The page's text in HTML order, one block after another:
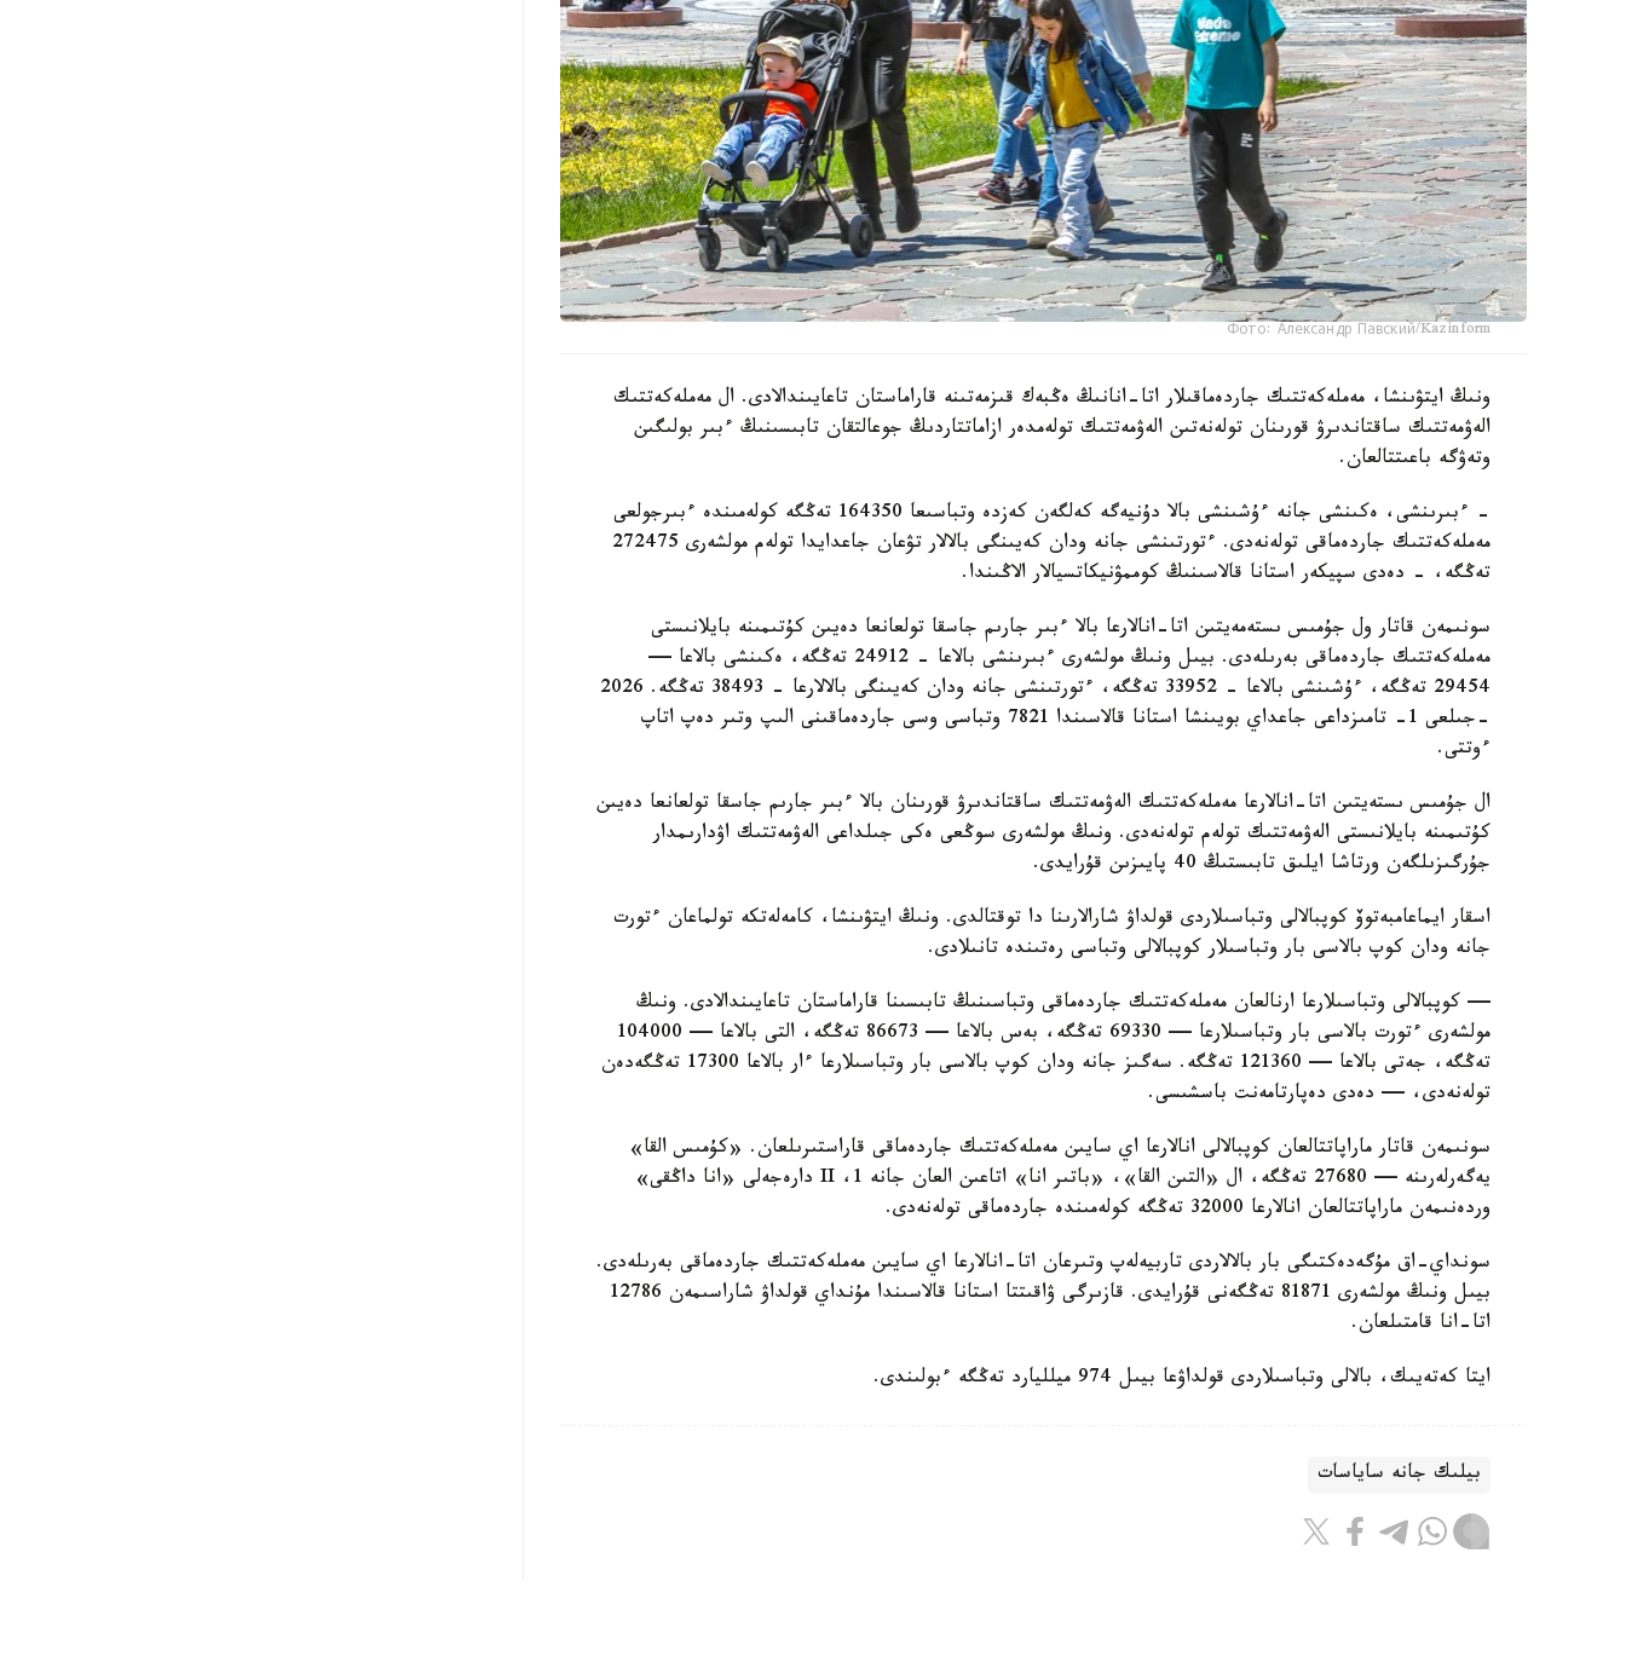
Фото: Александр Павский/Kazinform
ونىڭ ايتۋىنشا، مەملەكەتتىك جاردەماقىلار اتا-انانىڭ ەڭبەك قىزمەتىنە قاراماستان تاعايىندالادى. ال مەملەكەتتىك
الەۋمەتتىك ساقتاندىرۋ قورىنان تولەنەتىن الەۋمەتتىك تولەمدەر ازاماتتاردىڭ جوعالتقان تابىسىنىڭ ءبىر بولىگىن
وتەۋگە باعىتتالعان.
- ءبىرىنشى، ەكىنشى جانە ءۇشىنشى بالا دۇنيەگە كەلگەن كەزدە وتباسىعا 164350 تەڭگە كولەمىندە ءبىرجولعى
مەملەكەتتىك جاردەماقى تولەنەدى. ءتورتىنشى جانە ودان كەيىنگى بالالار تۋعان جاعدايدا تولەم مولشەرى 272475
تەڭگە، - دەدى سپيكەر استانا قالاسىنىڭ كوممۋنيكاتسيالار الاڭىندا.
سونىمەن قاتار ول جۇمىس ىستەمەيتىن اتا-انالارعا بالا ءبىر جارىم جاسقا تولعانعا دەيىن كۇتىمىنە بايلانىستى
مەملەكەتتىك جاردەماقى بەرىلەدى. بيىل ونىڭ مولشەرى ءبىرىنشى بالاعا - 24912 تەڭگە، ەكىنشى بالاعا —
29454 تەڭگە، ءۇشىنشى بالاعا - 33952 تەڭگە، ءتورتىنشى جانە ودان كەيىنگى بالالارعا - 38493 تەڭگە. 2026
-جىلعى 1- تامىزداعى جاعداي بويىنشا استانا قالاسىندا 7821 وتباسى وسى جاردەماقىنى الىپ وتىر دەپ اتاپ
ءوتتى.
ال جۇمىس ىستەيتىن اتا-انالارعا مەملەكەتتىك الەۋمەتتىك ساقتاندىرۋ قورىنان بالا ءبىر جارىم جاسقا تولعانعا دەيىن
كۇتىمىنە بايلانىستى الەۋمەتتىك تولەم تولەنەدى. ونىڭ مولشەرى سوڭعى ەكى جىلداعى الەۋمەتتىك اۋدارىمدار
جۇرگىزىلگەن ورتاشا ايلىق تابىستىڭ 40 پايىزىن قۇرايدى.
اسقار ايماعامبەتوۆ كوپبالالى وتباسىلاردى قولداۋ شارالارىنا دا توقتالدى. ونىڭ ايتۋىنشا، كامەلەتكە تولماعان ءتورت
جانە ودان كوپ بالاسى بار وتباسىلار كوپبالالى وتباسى رەتىندە تانىلادى.
— كوپبالالى وتباسىلارعا ارنالعان مەملەكەتتىك جاردەماقى وتباسىنىڭ تابىسىنا قاراماستان تاعايىندالادى. ونىڭ
مولشەرى ءتورت بالاسى بار وتباسىلارعا — 69330 تەڭگە، بەس بالاعا — 86673 تەڭگە، التى بالاعا — 104000
تەڭگە، جەتى بالاعا — 121360 تەڭگە. سەگىز جانە ودان كوپ بالاسى بار وتباسىلارعا ءار بالاعا 17300 تەڭگەدەن
تولەنەدى، — دەدى دەپارتامەنت باسشىسى.
سونىمەن قاتار ماراپاتتالعان كوپبالالى انالارعا اي سايىن مەملەكەتتىك جاردەماقى قاراستىرىلعان. «كۇمىس القا»
يەگەرلەرىنە — 27680 تەڭگە، ال «التىن القا»، «باتىر انا» اتاعىن العان جانە 1، II دارەجەلى «انا داڭقى»
وردەنىمەن ماراپاتتالعان انالارعا 32000 تەڭگە كولەمىندە جاردەماقى تولەنەدى.
سونداي-اق مۇگەدەكتىگى بار بالالاردى تاربيەلەپ وتىرعان اتا-انالارعا اي سايىن مەملەكەتتىك جاردەماقى بەرىلەدى.
بيىل ونىڭ مولشەرى 81871 تەڭگەنى قۇرايدى. قازىرگى ۋاقىتتا استانا قالاسىندا مۇنداي قولداۋ شاراسىمەن 12786
اتا-انا قامتىلعان.
ايتا كەتەيىك، بالالى وتباسىلاردى قولداۋعا بيىل 974 ميلليارد تەڭگە ءبولىندى.
بيلىك جانە ساياسات